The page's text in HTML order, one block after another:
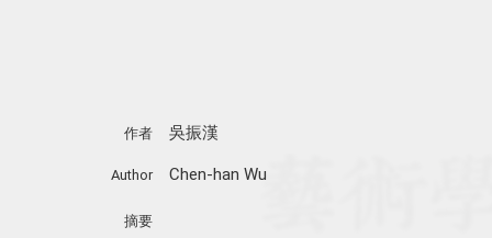
作者 吳振漢
Author Chen-han Wu
摘要